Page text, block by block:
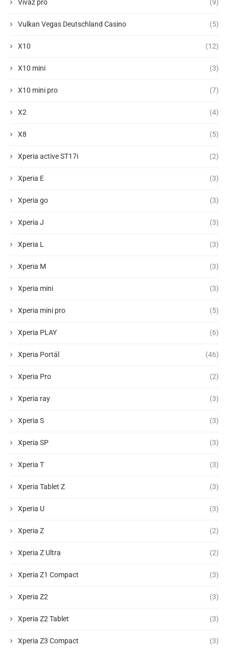
Vivaz pro (9)
Vulkan Vegas Deutschland Casino (5)
X10 (12)
X10 mini (3)
X10 mini pro (7)
X2 (4)
X8 (5)
Xperia active ST17i (2)
Xperia E (3)
Xperia go (3)
Xperia J (3)
Xperia L (3)
Xperia M (3)
Xperia mini (3)
Xperia mini pro (5)
Xperia PLAY (6)
Xperia Portál (46)
Xperia Pro (2)
Xperia ray (3)
Xperia S (3)
Xperia SP (3)
Xperia T (3)
Xperia Tablet Z (3)
Xperia U (3)
Xperia Z (2)
Xperia Z Ultra (2)
Xperia Z1 Compact (3)
Xperia Z2 (3)
Xperia Z2 Tablet (3)
Xperia Z3 Compact (3)